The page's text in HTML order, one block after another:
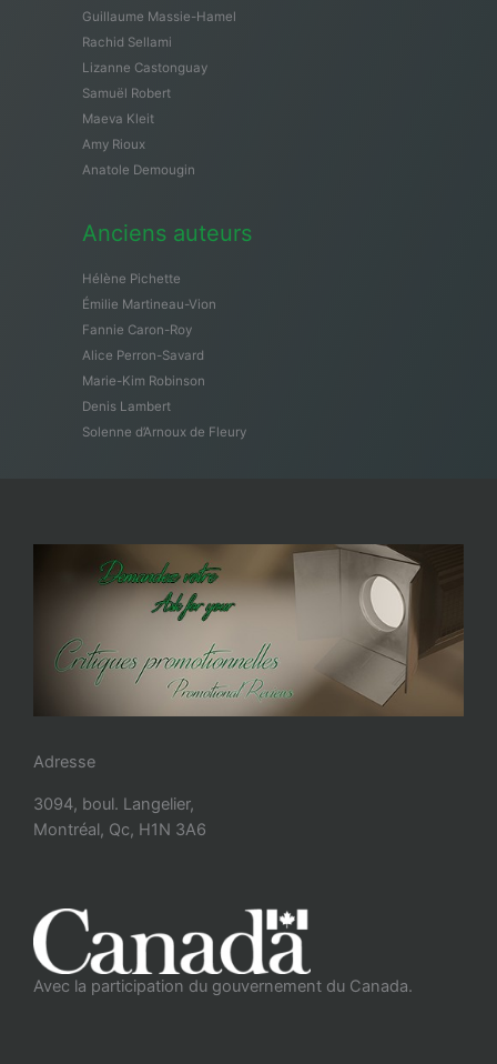
Guillaume Massie-Hamel
Rachid Sellami
Lizanne Castonguay
Samuël Robert
Maeva Kleit
Amy Rioux
Anatole Demougin
Anciens auteurs
Hélène Pichette
Émilie Martineau-Vion
Fannie Caron-Roy
Alice Perron-Savard
Marie-Kim Robinson
Denis Lambert
Solenne d’Arnoux de Fleury
Adresse
3094, boul. Langelier,
Montréal, Qc, H1N 3A6
Avec la participation du gouvernement du Canada.